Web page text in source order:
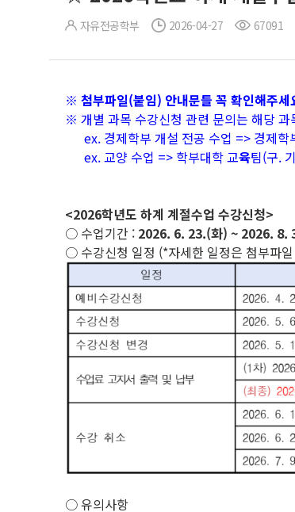
자유전공학부 2026-04-27 67091
※ 첨부파일(붙임) 안내문들 꼭 확인해주세
※ 개별 과목 수강신청 관련 문의는 해당
ex. 경제학부 개설 전공 수업 => 경제학
ex. 교양 수업 => 학부대학 교육팀(구.
<2026학년도 하계 계절수업 수강신청>
○ 수업기간 : 2026. 6. 23.(화) ~ 2026. 8.
○ 수강신청 일정 (*자세한 일정은 첨부파
○ 유의사항